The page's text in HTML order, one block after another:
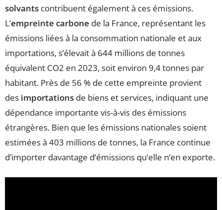
solvants contribuent également à ces émissions.
L’empreinte carbone de la France, représentant les
émissions liées à la consommation nationale et aux
importations, s’élevait à 644 millions de tonnes
équivalent CO2 en 2023, soit environ 9,4 tonnes par
habitant. Près de 56 % de cette empreinte provient
des importations de biens et services, indiquant une
dépendance importante vis-à-vis des émissions
étrangères. Bien que les émissions nationales soient
estimées à 403 millions de tonnes, la France continue
d’importer davantage d’émissions qu’elle n’en exporte.